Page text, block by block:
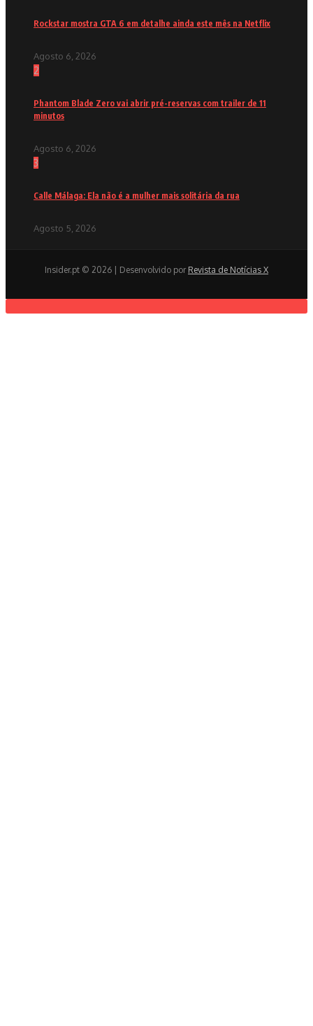
Rockstar mostra GTA 6 em detalhe ainda este mês na Netflix
Agosto 6, 2026
2
Phantom Blade Zero vai abrir pré-reservas com trailer de 11
minutos
Agosto 6, 2026
3
Calle Málaga: Ela não é a mulher mais solitária da rua
Agosto 5, 2026
Insider.pt © 2026 | Desenvolvido por Revista de Notícias X